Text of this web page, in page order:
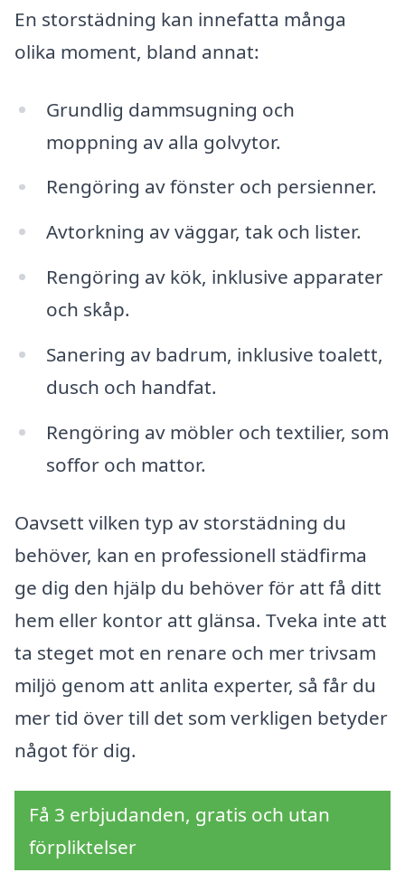
En storstädning kan innefatta många
olika moment, bland annat:
Grundlig dammsugning och
moppning av alla golvytor.
Rengöring av fönster och persienner.
Avtorkning av väggar, tak och lister.
Rengöring av kök, inklusive apparater
och skåp.
Sanering av badrum, inklusive toalett,
dusch och handfat.
Rengöring av möbler och textilier, som
soffor och mattor.
Oavsett vilken typ av storstädning du
behöver, kan en professionell städfirma
ge dig den hjälp du behöver för att få ditt
hem eller kontor att glänsa. Tveka inte att
ta steget mot en renare och mer trivsam
miljö genom att anlita experter, så får du
mer tid över till det som verkligen betyder
något för dig.
Få 3 erbjudanden, gratis och utan
förpliktelser